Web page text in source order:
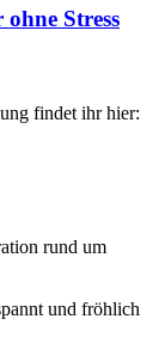
Stress
findet ihr hier:
rund um
und fröhlich